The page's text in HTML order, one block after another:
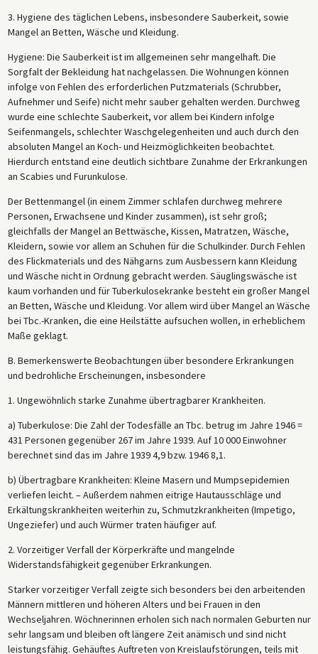
3. Hygiene des täglichen Lebens, insbesondere Sauberkeit, sowie
Mangel an Betten, Wäsche und Kleidung.
Hygiene: Die Sauberkeit ist im allgemeinen sehr mangelhaft. Die
Sorgfalt der Bekleidung hat nachgelassen. Die Wohnungen können
infolge von Fehlen des erforderlichen Putzmaterials (Schrubber,
Aufnehmer und Seife) nicht mehr sauber gehalten werden. Durchweg
wurde eine schlechte Sauberkeit, vor allem bei Kindern infolge
Seifenmangels, schlechter Waschgelegenheiten und auch durch den
absoluten Mangel an Koch- und Heizmöglichkeiten beobachtet.
Hierdurch entstand eine deutlich sichtbare Zunahme der Erkrankungen
an Scabies und Furunkulose.
Der Bettenmangel (in einem Zimmer schlafen durchweg mehrere
Personen, Erwachsene und Kinder zusammen), ist sehr groß;
gleichfalls der Mangel an Bettwäsche, Kissen, Matratzen, Wäsche,
Kleidern, sowie vor allem an Schuhen für die Schulkinder. Durch Fehlen
des Flickmaterials und des Nähgarns zum Ausbessern kann Kleidung
und Wäsche nicht in Ordnung gebracht werden. Säuglingswäsche ist
kaum vorhanden und für Tuberkulosekranke besteht ein großer Mangel
an Betten, Wäsche und Kleidung. Vor allem wird über Mangel an Wäsche
bei Tbc.-Kranken, die eine Heilstätte aufsuchen wollen, in erheblichem
Maße geklagt.
B. Bemerkenswerte Beobachtungen über besondere Erkrankungen
und bedrohliche Erscheinungen, insbesondere
1. Ungewöhnlich starke Zunahme übertragbarer Krankheiten.
a) Tuberkulose: Die Zahl der Todesfälle an Tbc. betrug im Jahre 1946 =
431 Personen gegenüber 267 im Jahre 1939. Auf 10 000 Einwohner
berechnet sind das im Jahre 1939 4,9 bzw. 1946 8,1.
b) Übertragbare Krankheiten: Kleine Masern und Mumpsepidemien
verliefen leicht. – Außerdem nahmen eitrige Hautausschläge und
Erkältungskrankheiten weiterhin zu, Schmutzkrankheiten (Impetigo,
Ungeziefer) und auch Würmer traten häufiger auf.
2. Vorzeitiger Verfall der Körperkräfte und mangelnde
Widerstandsfähigkeit gegenüber Erkrankungen.
Starker vorzeitiger Verfall zeigte sich besonders bei den arbeitenden
Männern mittleren und höheren Alters und bei Frauen in den
Wechseljahren. Wöchnerinnen erholen sich nach normalen Geburten nur
sehr langsam und bleiben oft längere Zeit anämisch und sind nicht
leistungsfähig. Gehäuftes Auftreten von Kreislaufstörungen, teils mit